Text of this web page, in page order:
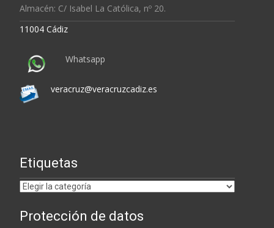
Almacén: C/ Isabel La Católica, nº 20.
11004 Cádiz
Whatsapp
veracruz@veracruzcadiz.es
Etiquetas
Etiquetas
Protección de datos